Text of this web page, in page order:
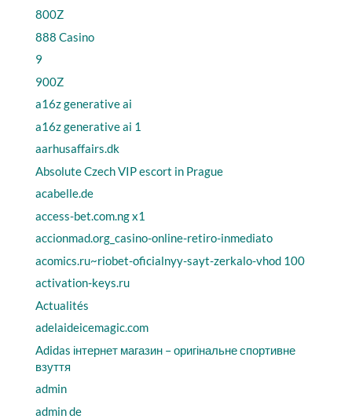
800Z
888 Casino
9
900Z
a16z generative ai
a16z generative ai 1
aarhusaffairs.dk
Absolute Czech VIP escort in Prague
acabelle.de
access-bet.com.ng x1
accionmad.org_casino-online-retiro-inmediato
acomics.ru~riobet-oficialnyy-sayt-zerkalo-vhod 100
activation-keys.ru
Actualités
adelaideicemagic.com
Adidas інтернет магазин – оригінальне спортивне
взуття
admin
admin de